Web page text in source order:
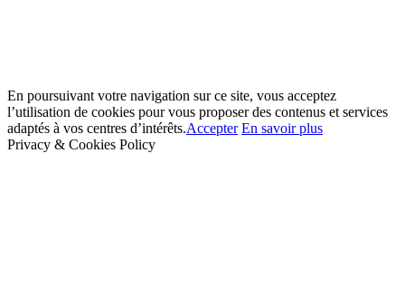
En poursuivant votre navigation sur ce site, vous acceptez
l’utilisation de cookies pour vous proposer des contenus et services
adaptés à vos centres d’intérêts.Accepter En savoir plus
Privacy & Cookies Policy